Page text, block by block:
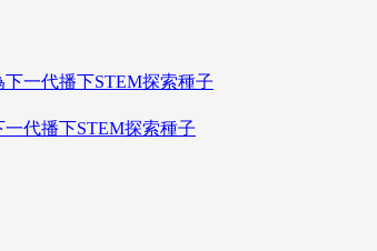
一代播下STEM探索種子